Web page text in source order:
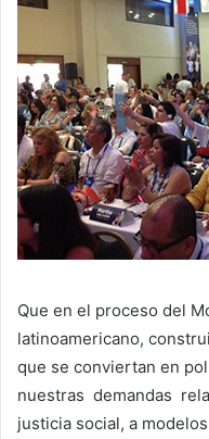
Que en el proceso del
latinoamericano,
que se conviertan en
nuestras demandas
justicia social, a